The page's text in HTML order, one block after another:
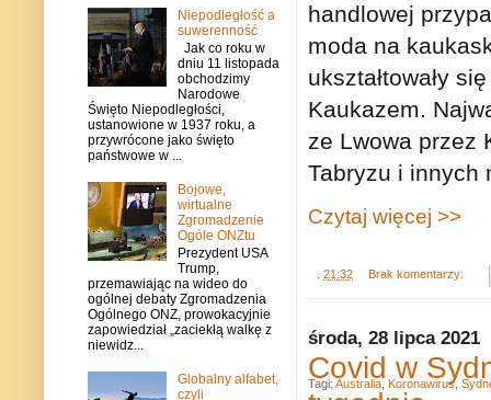
handlowej
moda na
ukształtowały
Kaukazem.
ze Lwowa przez
Tabryzu i innych
Czytaj więcej >>
. 21:32 Brak komentarzy:
środa, 28 lipca 2021
Covid w
Tagi: Australia Koronawirus,
Niepodległość a
suwerenność
Jak co roku w
dniu 11 listopada
obchodzimy
Narodowe
Święto Niepodległości,
ustanowione w 1937 roku, a
przywrócone jako święto
państwowe w ...
Bojowe,
wirtualne
Zgromadzenie
Ogóle ONZtu
Prezydent USA
Trump,
przemawiając na wideo do
ogólnej debaty Zgromadzenia
Ogólnego ONZ, prowokacyjnie
zapowiedział „zaciekłą walkę z
niewidz...
Globalny alfabet,
czyli